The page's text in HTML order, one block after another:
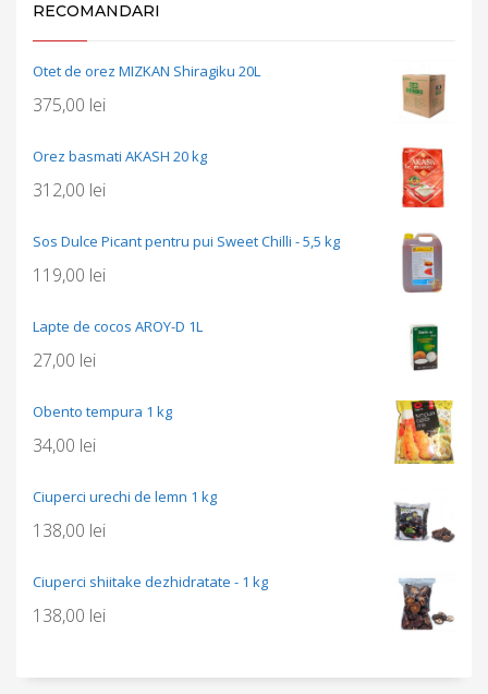
RECOMANDARI
Otet de orez MIZKAN Shiragiku 20L
375,00 lei
Orez basmati AKASH 20 kg
312,00 lei
Sos Dulce Picant pentru pui Sweet Chilli - 5,5 kg
119,00 lei
Lapte de cocos AROY-D 1L
27,00 lei
Obento tempura 1 kg
34,00 lei
Ciuperci urechi de lemn 1 kg
138,00 lei
Ciuperci shiitake dezhidratate - 1 kg
138,00 lei